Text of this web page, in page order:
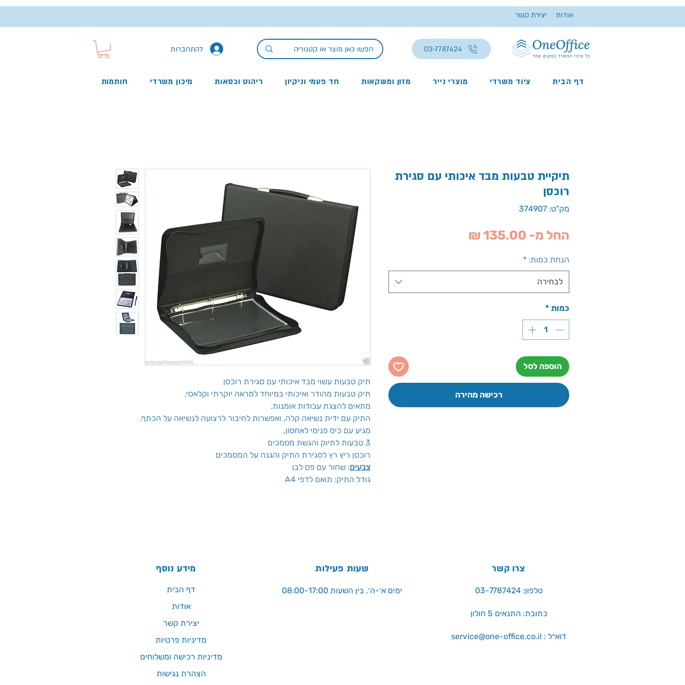
יצירת קשר אודות
להתחברות 03-7787424
דף הבית ציוד משרדי מוצרי נייר מזון ומשקאות חד פעמי וניקיון ריהוט וכסאות מיכון משרדי חותמות
תיק טבעות עשוי מבד איכותי עם סגירת רוכסן
תיק טבעות מהודר ואיכותי במיוחד למראה יוקרתי וקלאסי,
מתאים להצגת עבודות אומנות.
התיק עם ידית נשיאה קלה, ואפשרות לחיבור לרצועה לנשיאה על הכתף.
מגיע עם כיס פנימי לאחסון,
3 טבעות לתיוק והגשת מסמכים
רוכסן ריץ רץ לסגירת התיק והגנה על המסמכים
צבעים: שחור עם פס לבן
גודל התיק: תואם לדפי A4
תיקיית טבעות מבד איכותי עם סגירת
רוכסן
מק"ט: 374907
החל מ- 135.00 ₪
הנחת כמות: *
לבחירה
כמות *
הוספה לסל
רכישה מהירה
מידע נוסף שעות פעילות
ימים א׳-ה׳, בין השעות 08:00-17:00
צרו קשר
טלפון: 03-7787424
כתובת: התנאים 5 חולון
service@one-office.co.il : דוא״ל
דף הבית
אודות
יצירת קשר
מדיניות פרטיות
מדיניות רכישה ומשלוחים
הצהרת נגישות